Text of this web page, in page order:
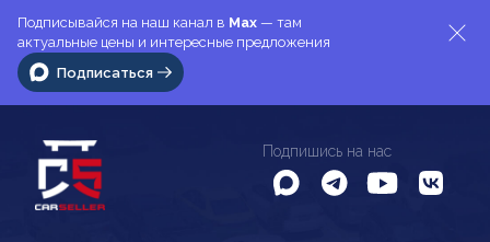
Подписывайся на наш канал в Max — там
актуальные цены и интересные предложения
Подписаться
Подпишись на нас